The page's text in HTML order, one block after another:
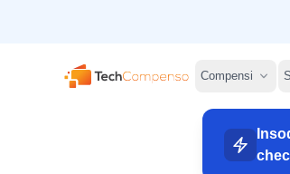
TechCompenso
Compensi